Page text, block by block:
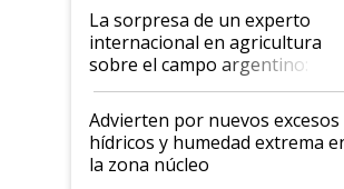
La sorpresa de un experto
internacional en agricultura
sobre el campo argentino:
"Estoy muy impresionado"
Advierten por nuevos excesos
hídricos y humedad extrema
la zona núcleo